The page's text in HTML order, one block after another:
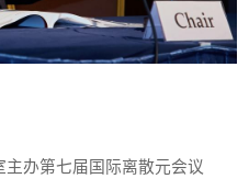
主办第七届国际离散元会议